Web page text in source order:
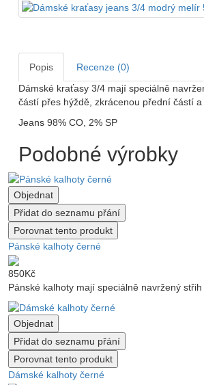
Popis
Recenze (0)
Dámské kraťasy 3/4 mají speciálně
částí přes hýždě, zkrácenou přední částí
Jeans 98% CO, 2% SP
Podobné výrobky
Objednat
Přidat do seznamu přání
Porovnat tento produkt
Pánské kalhoty černé
850Kč
Pánské kalhoty mají speciálně navržený
Objednat
Přidat do seznamu přání
Porovnat tento produkt
Dámské kalhoty černé